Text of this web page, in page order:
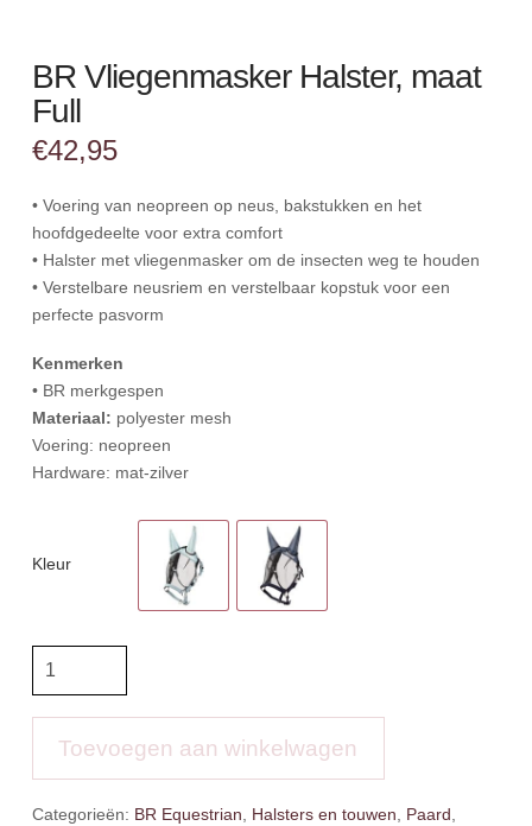
BR Vliegenmasker Halster, maat
Full
€42,95
• Voering van neopreen op neus, bakstukken en het
hoofdgedeelte voor extra comfort
• Halster met vliegenmasker om de insecten weg te houden
• Verstelbare neusriem en verstelbaar kopstuk voor een
perfecte pasvorm
Kenmerken
• BR merkgespen
Materiaal: polyester mesh
Voering: neopreen
Hardware: mat-zilver
Kleur
maatToevoegen aan winkelwagen
Categorieën: BR Equestrian, Halsters en touwen, Paard,